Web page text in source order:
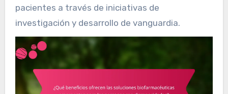
pacientes a través de iniciativas de
investigación y desarrollo de vanguardia.